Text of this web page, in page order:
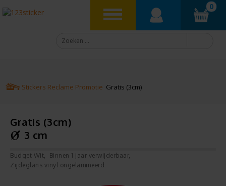
0
Stickers Reclame Promotie Gratis (3cm)
Gratis (3cm)
3 cm
Budget Wit
Binnen 1 jaar verwijderbaar
Zijdeglans vinyl ongelamineerd